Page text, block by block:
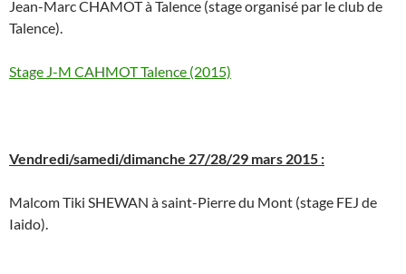
Jean-Marc CHAMOT à Talence (stage organisé par le club de
Talence).
Stage J-M CAHMOT Talence (2015)
Vendredi/samedi/dimanche 27/28/29 mars 2015 :
Malcom Tiki SHEWAN à saint-Pierre du Mont (stage FEJ de
Iaido).